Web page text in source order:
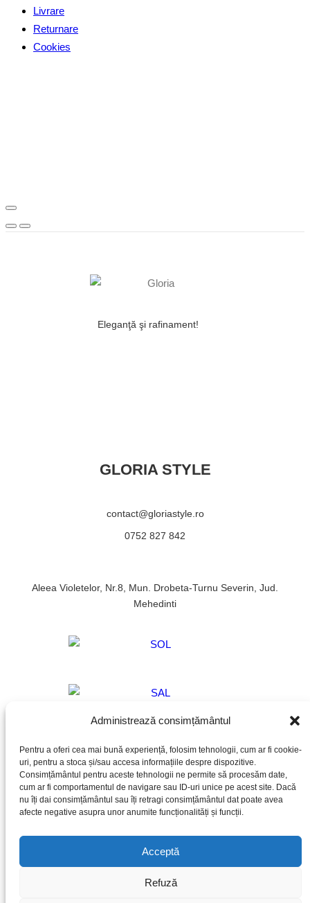
Administrează consimțământul
Pentru a oferi cea mai bună experiență, folosim tehnologii, cum ar fi cookie-
uri, pentru a stoca și/sau accesa informațiile despre dispozitive.
Consimțământul pentru aceste tehnologii ne permite să procesăm date,
cum ar fi comportamentul de navigare sau ID-uri unice pe acest site. Dacă
nu îți dai consimțământul sau îți retragi consimțământul dat poate avea
afecte negative asupra unor anumite funcționalități și funcții.
Acceptă
Refuză
Livrare
Returnare
Cookies
Eleganţă şi rafinament!
GLORIA STYLE
contact@gloriastyle.ro
0752 827 842
Aleea Violetelor, Nr.8, Mun. Drobeta-Turnu Severin, Jud.
Mehedinti
Termeni si conditii Confidentialitate Livrare
Copyright © 2025 , Powerd byXstart